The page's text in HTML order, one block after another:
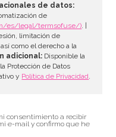
de datos:
de
es/legal/termsofuse/). |
limitación de
como el derecho a la
adicional: Disponible la
Protección de Datos
y Política de Privacidad.
consentimiento a recibir
e-mail y confirmo que he